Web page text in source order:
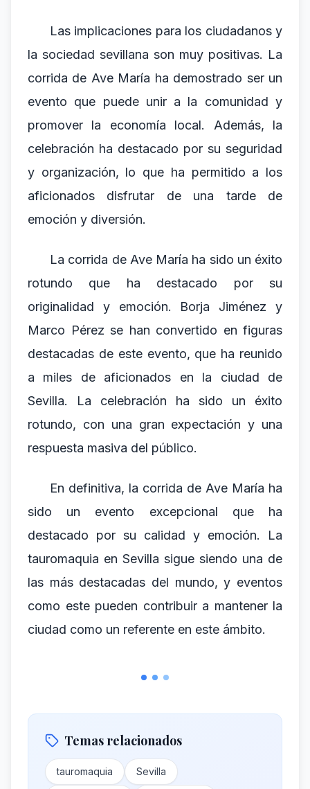
Las implicaciones para los ciudadanos y
la sociedad sevillana son muy positivas. La
corrida de Ave María ha demostrado ser un
evento que puede unir a la comunidad y
promover la economía local. Además, la
celebración ha destacado por su seguridad
y organización, lo que ha permitido a los
aficionados disfrutar de una tarde de
emoción y diversión.
La corrida de Ave María ha sido un éxito
rotundo que ha destacado por su
originalidad y emoción. Borja Jiménez y
Marco Pérez se han convertido en figuras
destacadas de este evento, que ha reunido
a miles de aficionados en la ciudad de
Sevilla. La celebración ha sido un éxito
rotundo, con una gran expectación y una
respuesta masiva del público.
En definitiva, la corrida de Ave María ha
sido un evento excepcional que ha
destacado por su calidad y emoción. La
tauromaquia en Sevilla sigue siendo una de
las más destacadas del mundo, y eventos
como este pueden contribuir a mantener la
ciudad como un referente en este ámbito.
Temas relacionados
tauromaquia Sevilla